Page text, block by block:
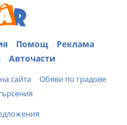
Помощ
Реклама
Авточасти
сайта
Обяви по градове